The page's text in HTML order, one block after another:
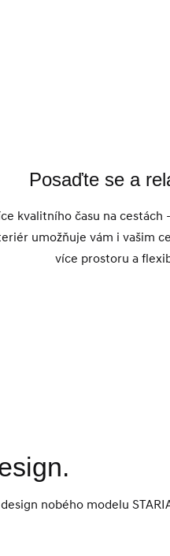
Posaďte se a
kvalitního času na cestách
umožňuje vám i vašim
více prostoru a
nobého modelu